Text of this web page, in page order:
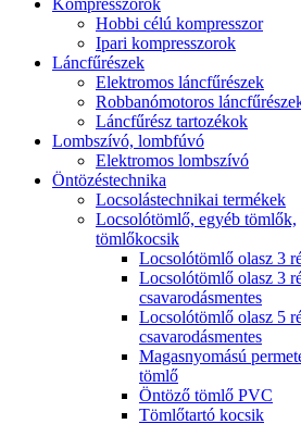
Kompresszorok
Hobbi célú kompresszor
Ipari kompresszorok
Láncfűrészek
Elektromos láncfűrészek
Robbanómotoros
Láncfűrész tartozékok
Lombszívó, lombfúvó
Elektromos lombszívó
Öntözéstechnika
Locsolástechnikai termékek
Locsolótömlő, egyéb tömlők,
tömlőkocsik
Locsolótömlő olasz 3
Locsolótömlő olasz 3
csavarodásmentes
Locsolótömlő olasz 5
csavarodásmentes
Magasnyomású
tömlő
Öntöző tömlő PVC
Tömlőtartó kocsik